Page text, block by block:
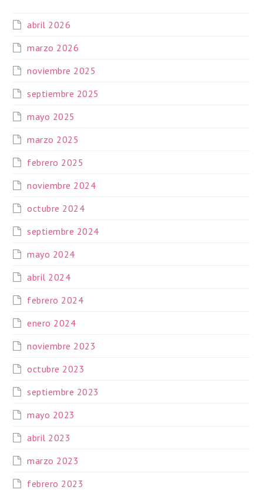
abril 2026
marzo 2026
noviembre 2025
septiembre 2025
mayo 2025
marzo 2025
febrero 2025
noviembre 2024
octubre 2024
septiembre 2024
mayo 2024
abril 2024
febrero 2024
enero 2024
noviembre 2023
octubre 2023
septiembre 2023
mayo 2023
abril 2023
marzo 2023
febrero 2023